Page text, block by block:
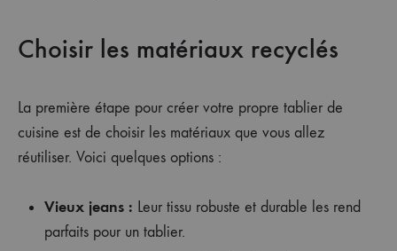
Choisir les matériaux recyclés
La première étape pour créer votre propre tablier de
cuisine est de choisir les matériaux que vous allez
réutiliser. Voici quelques options :
Vieux jeans : Leur tissu robuste et durable les rend
parfaits pour un tablier.